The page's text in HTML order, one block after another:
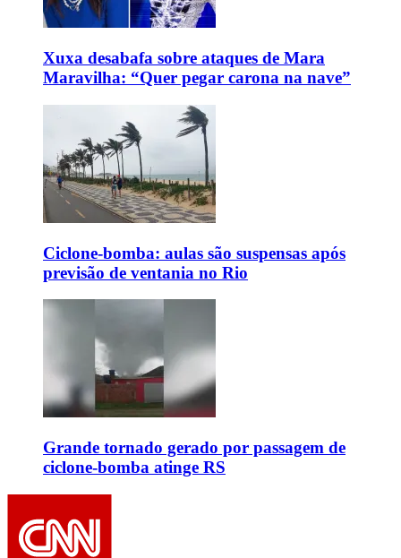
Xuxa desabafa sobre ataques de Mara
Maravilha: “Quer pegar carona na nave”
Ciclone-bomba: aulas são suspensas após
previsão de ventania no Rio
Grande tornado gerado por passagem de
ciclone-bomba atinge RS